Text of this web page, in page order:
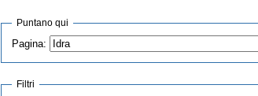
Puntano qui
Pagina:
Filtri